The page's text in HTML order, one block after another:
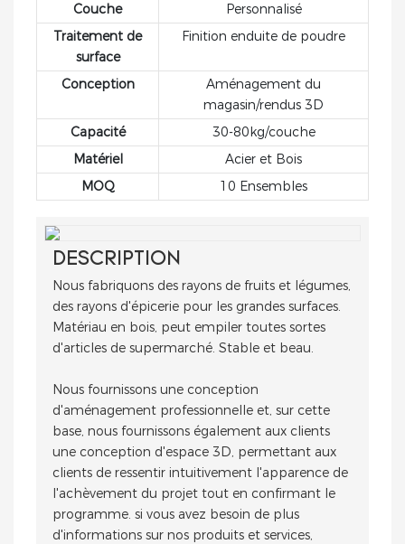
panneaux perforés
intégrés, ce comptoir
allie fonctionnalité,
durabilité et
esthétique
présentation soignée,
vous aidant ainsi à
et à augmenter vos
Couche
Personnalisé
Traitement de
surface
Finition enduite de poudre
Conception
Aménagement du
magasin/rendus 3D
Capacité
30-80kg/couche
Matériel
Acier et Bois
MOQ
10 Ensembles
DESCRIPTION
Nous fabriquons des rayons de fruits et légumes,
des rayons d'épicerie pour les grandes surfaces.
Matériau en bois, peut empiler toutes sortes
d'articles de supermarché. Stable et beau.
Nous fournissons une conception
d'aménagement professionnelle et, sur cette
base, nous fournissons également aux clients
une conception d'espace 3D, permettant aux
clients de ressentir intuitivement l'apparence de
l'achèvement du projet tout en confirmant le
programme. si vous avez besoin de plus
d'informations sur nos produits et services,